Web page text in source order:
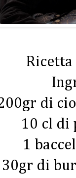
di
10 cl di
1
30gr di